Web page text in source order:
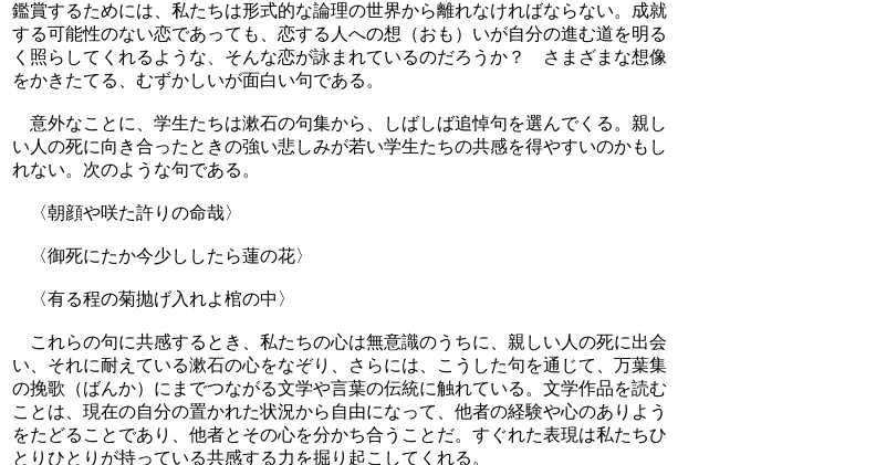
鑑賞するためには、私たちは形式的な論理の世界から離れなければならない。成就
する可能性のない恋であっても、恋する人への想（おも）いが自分の進む道を明る
く照らしてくれるような、そんな恋が詠まれているのだろうか？ さまざまな想像
をかきたてる、むずかしいが面白い句である。
意外なことに、学生たちは漱石の句集から、しばしば追悼句を選んでくる。親し
い人の死に向き合ったときの強い悲しみが若い学生たちの共感を得やすいのかもし
れない。次のような句である。
〈朝顔や咲た許りの命哉〉
〈御死にたか今少ししたら蓮の花〉
〈有る程の菊抛げ入れよ棺の中〉
これらの句に共感するとき、私たちの心は無意識のうちに、親しい人の死に出会
い、それに耐えている漱石の心をなぞり、さらには、こうした句を通じて、万葉集
の挽歌（ばんか）にまでつながる文学や言葉の伝統に触れている。文学作品を読む
ことは、現在の自分の置かれた状況から自由になって、他者の経験や心のありよう
をたどることであり、他者とその心を分かち合うことだ。すぐれた表現は私たちひ
とりひとりが持っている共感する力を掘り起こしてくれる。